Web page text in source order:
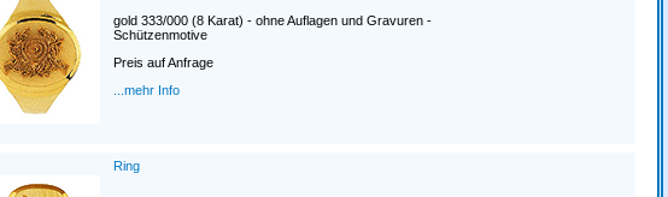
gold 333/000 (8 Karat) - ohne Auflagen und Gravuren -
Schützenmotive
Preis auf Anfrage
...mehr Info
Ring